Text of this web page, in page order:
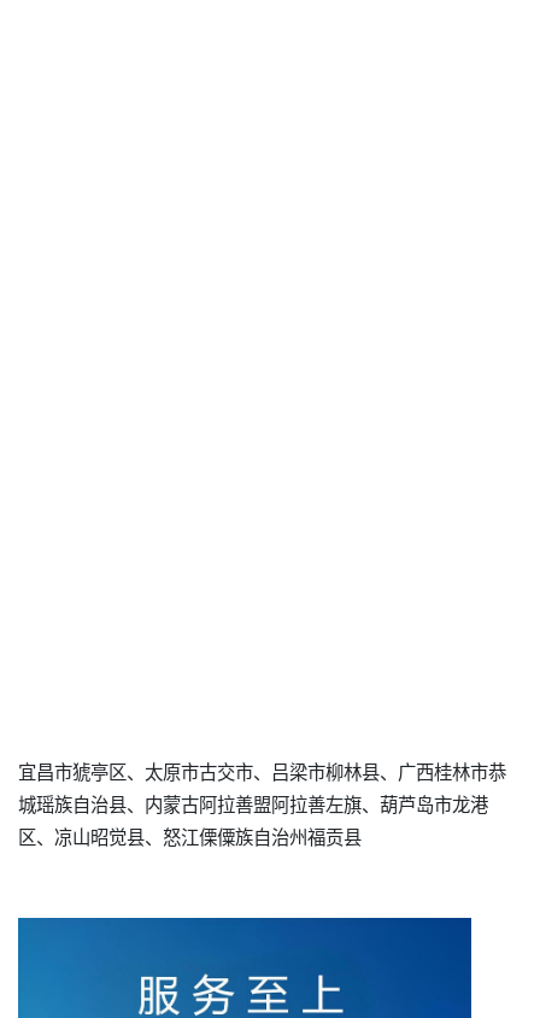
宜昌市猇亭区、太原市古交市、吕梁市柳林县、广西桂林市恭
城瑶族自治县、内蒙古阿拉善盟阿拉善左旗、葫芦岛市龙港
区、凉山昭觉县、怒江傈僳族自治州福贡县